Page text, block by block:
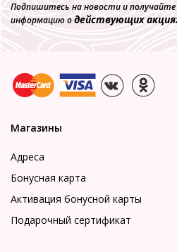
Подпишитесь на новости и получайте
информацию одействующих
Магазины
Адреса
Бонусная карта
Активация бонусной карты
Подарочный сертификат